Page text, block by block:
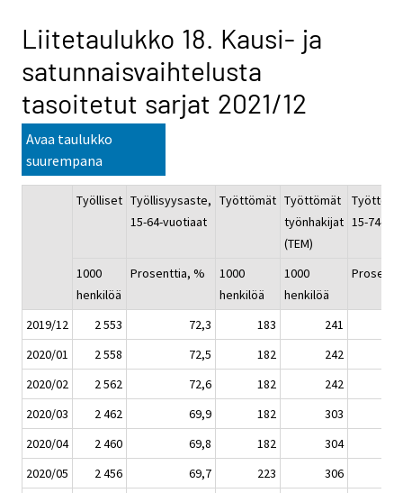
Liitetaulukko 18. Kausi- ja
satunnaisvaihtelusta
tasoitetut sarjat 2021/12
Avaa taulukko
suurempana
Työlliset Työllisyysaste,
15-64-vuotiaat
Työttömät Työttömät
työnhakijat
(TEM)
15-74-
1000
henkilöä
Prosenttia, %
1000
henkilöä
1000
henkilöä
2019/12 2 553 72,3 183
241
2020/01
2 558 72,5 182
242
2020/02
2 562 72,6 182
242
2020/03
2 462 69,9 182
303
2020/04
2 460 69,8 182
304
2020/05
2 456 69,7 223
306